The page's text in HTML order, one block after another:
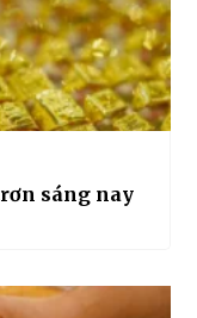
sáng nay